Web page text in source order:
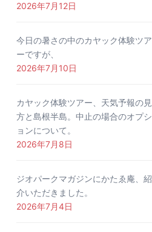
2026年7月12日
今日の暑さの中のカヤック体験ツア
ーですが、
2026年7月10日
カヤック体験ツアー、天気予報の見
方と島根半島。中止の場合のオプシ
ョンについて。
2026年7月8日
ジオパークマガジンにかたゑ庵、紹
介いただきました。
2026年7月4日